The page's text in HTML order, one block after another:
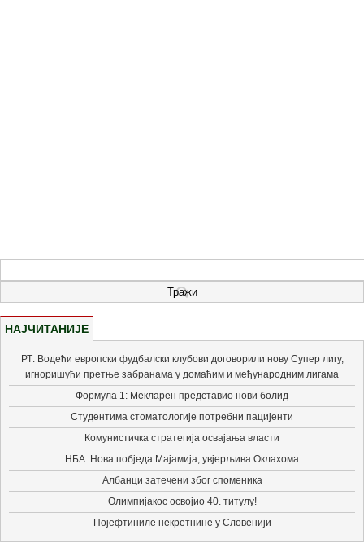
НАЈЧИТАНИЈЕ
РТ: Водећи европски фудбалски клубови договорили нову Супер лигу,
игноришући претње забранама у домаћим и међународним лигама
Формула 1: Мекларен представио нови болид
Студентима стоматологије потребни пацијенти
Комунистичка стратегија освајања власти
НБА: Нова побједа Мајамија, увјерљива Оклахома
Албанци затечени због споменика
Олимпијакос освојио 40. титулу!
Појефтиниле некретнине у Словенији